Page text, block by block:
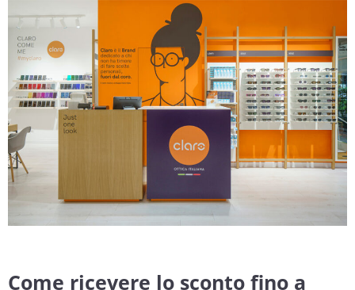
Come ricevere lo sconto fino a